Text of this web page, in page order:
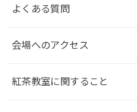
よくある質問
会場へのアクセス
紅茶教室に関すること